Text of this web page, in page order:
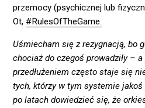
przemocy (psychicznej lub
Ot, #RulesOfTheGame.
Uśmiecham się z rezygnacją, bo
chociaż do czegoś prowadziły –
przedłużeniem często staje się
tych, którzy w tym systemie
po latach dowiedzieć się, że